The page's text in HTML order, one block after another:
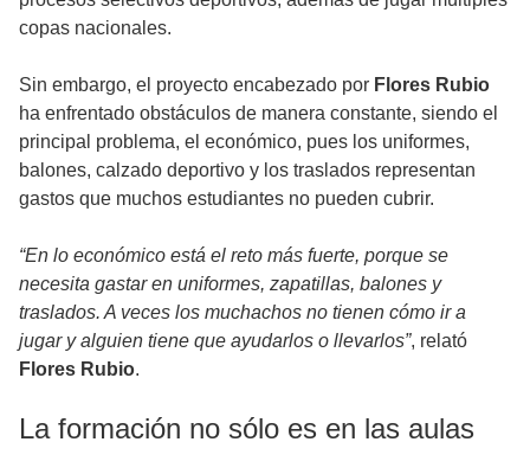
copas nacionales.
Sin embargo, el proyecto encabezado por Flores Rubio
ha enfrentado obstáculos de manera constante, siendo el
principal problema, el económico, pues los uniformes,
balones, calzado deportivo y los traslados representan
gastos que muchos estudiantes no pueden cubrir.
“En lo económico está el reto más fuerte, porque se
necesita gastar en uniformes, zapatillas, balones y
traslados. A veces los muchachos no tienen cómo ir a
jugar y alguien tiene que ayudarlos o llevarlos”, relató
Flores Rubio.
La formación no sólo es en las aulas